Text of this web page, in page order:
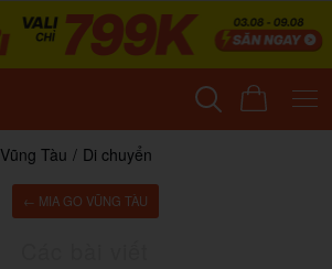
Vũng Tàu / Di chuyển
← MIA GO VŨNG TÀU